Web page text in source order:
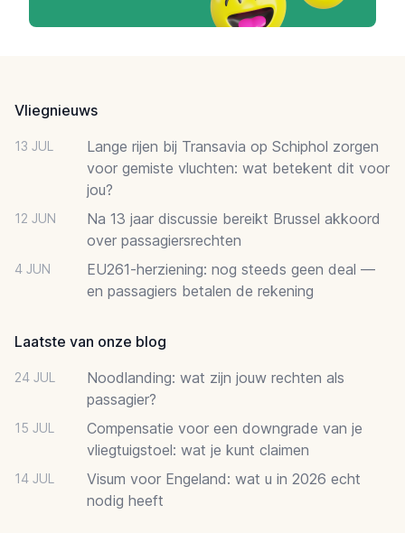
Vliegnieuws
13 JUL
Lange rijen bij Transavia op Schiphol zorgen
voor gemiste vluchten: wat betekent dit voor
jou?
12 JUN
Na 13 jaar discussie bereikt Brussel akkoord
over passagiersrechten
4 JUN
EU261-herziening: nog steeds geen deal —
en passagiers betalen de rekening
Laatste van onze blog
24 JUL
Noodlanding: wat zijn jouw rechten als
passagier?
15 JUL
Compensatie voor een downgrade van je
vliegtuigstoel: wat je kunt claimen
14 JUL
Visum voor Engeland: wat u in 2026 echt
nodig heeft